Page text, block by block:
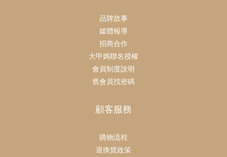
品牌故事
媒體報導
招商合作
大甲媽聯名授權
會員制度說明
舊會員找密碼
顧客服務
購物流程
退換貨政策